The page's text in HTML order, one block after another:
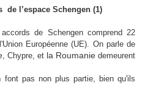
de l’espace Schengen (1)
de Schengen comprend 22
Européenne (UE). On parle de
, Chypre, et la Roumanie demeurent
font pas non plus partie, bien qu'ils